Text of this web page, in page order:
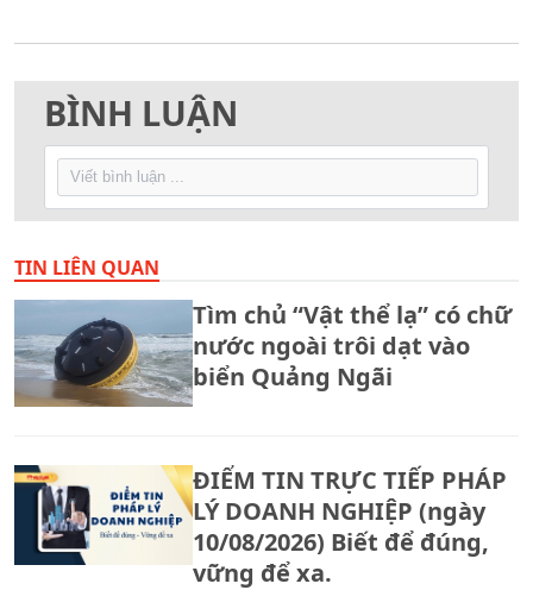
BÌNH LUẬN
TIN LIÊN QUAN
Tìm chủ “Vật thể lạ” có chữ
nước ngoài trôi dạt vào
biển Quảng Ngãi
ĐIỂM TIN TRỰC TIẾP PHÁP
LÝ DOANH NGHIỆP (ngày
10/08/2026) Biết để đúng,
vững để xa.